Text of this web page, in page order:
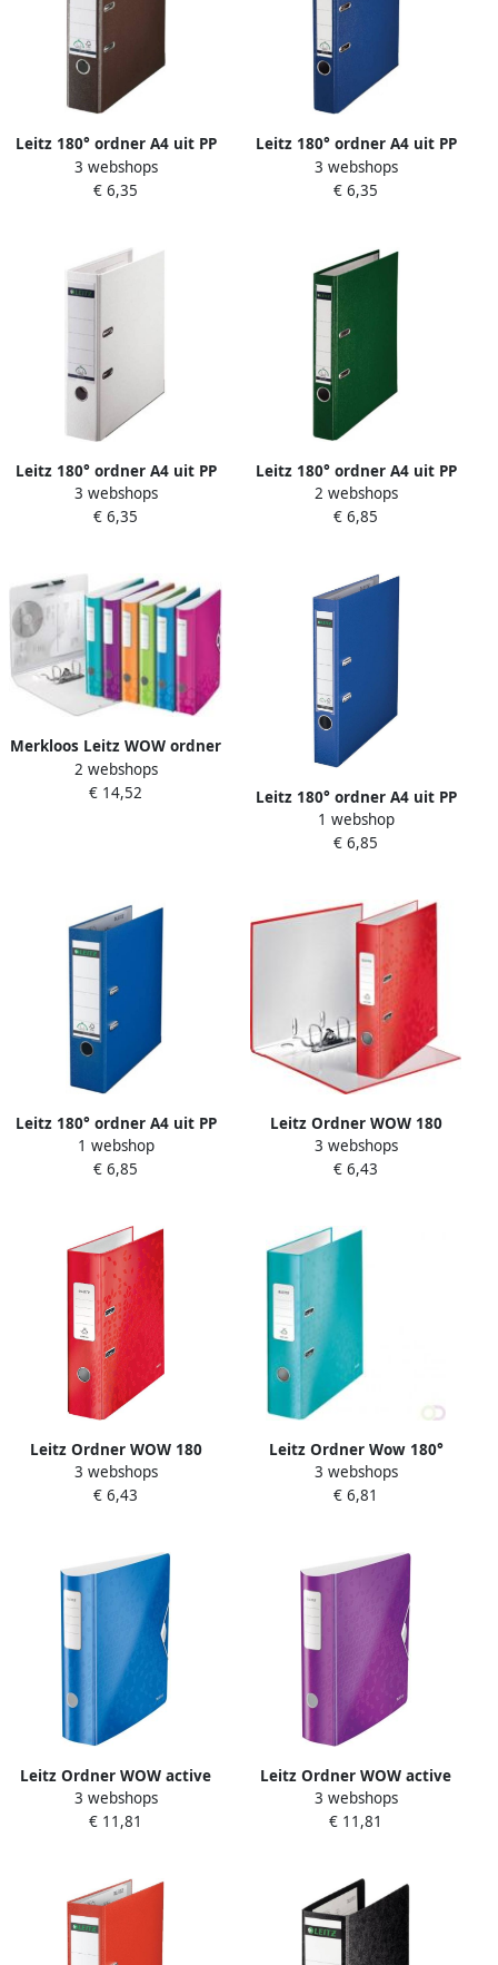
Leitz 180° ordner A4 uit PP
rug van 8 cm bruin
3 webshops
€ 6,35
Leitz 180° ordner A4 uit PP
rug van 5 cm blauw
3 webshops
€ 6,35
Leitz 180° ordner A4 uit PP
rug van 8 cm wit
3 webshops
€ 6,35
Leitz 180° ordner A4 uit PP
rug van 5 cm groen
2 webshops
€ 6,85
Merkloos Leitz WOW ordner
Active geassorteerde
kleuren rug van 5 cm
2 webshops
€ 14,52
Leitz 180° ordner A4 uit PP
rug van 5 cm donkerblauw
1 webshop
€ 6,85
Leitz 180° ordner A4 uit PP
rug van 8 cm donkerblauw
1 webshop
€ 6,85
Leitz Ordner WOW 180
gelamineerd 50mm A4 rood
3 webshops
€ 6,43
Leitz Ordner WOW 180
gelamineerd 80mm A4 rood
3 webshops
€ 6,43
Leitz Ordner Wow 180°
gelamineerd 80mm A4
ijsblauw
3 webshops
€ 6,81
Leitz Ordner WOW active
180° 80mm PP A4 blauw
3 webshops
€ 11,81
Leitz Ordner WOW active
180° 80mm PP A4 paars
3 webshops
€ 11,81